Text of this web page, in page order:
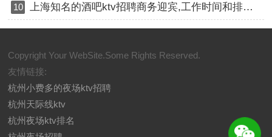
10 上海知名的酒吧ktv招聘商务迎宾,工作时间和排班制度是怎样的？
Copyright Your WebSite.Some Rights Reserved.
友情链接:
杭州小费多的夜场ktv招聘
杭州天际线ktv
杭州夜场ktv排名